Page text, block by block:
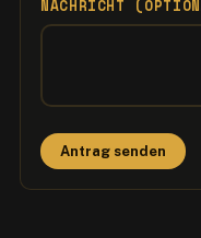
NACHRICHT
Antrag senden